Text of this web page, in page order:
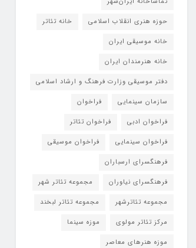
حوزه هنری انقلاب اسلامی
خانه تئاتر
خانه موسیقی ایران
خانه هنرمندان ایران
دفتر موسیقی وزارت فرهنگ و ارشاد اسلامی
سازمان سینمایی
فراخوان
فراخوان ادبی
فراخوان تئاتر
فراخوان سینمایی
فراخوان موسیقی
فرهنگسرای ارسباران
فرهنگسرای نیاوران
مجموعه تئاتر شهر
مجموعه تئاترشهر
مجموعه تئاتر لبخند
مرکز تئاتر مولوی
موزه سینما
موزه هنرهای معاصر